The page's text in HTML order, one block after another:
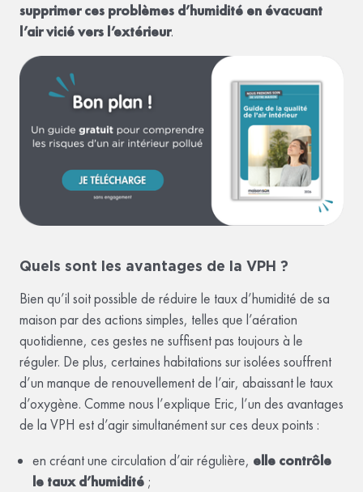
supprimer ces problèmes d’humidité en évacuant
l’air vicié vers l’extérieur.
Quels sont les avantages de la VPH ?
Bien qu’il soit possible de réduire le taux d’humidité de sa
maison par des actions simples, telles que l’aération
quotidienne, ces gestes ne suffisent pas toujours à le
réguler. De plus, certaines habitations sur isolées souffrent
d’un manque de renouvellement de l’air, abaissant le taux
d’oxygène. Comme nous l’explique Eric, l’un des avantages
de la VPH est d’agir simultanément sur ces deux points :
en créant une circulation d’air régulière, elle contrôle
le taux d’humidité ;